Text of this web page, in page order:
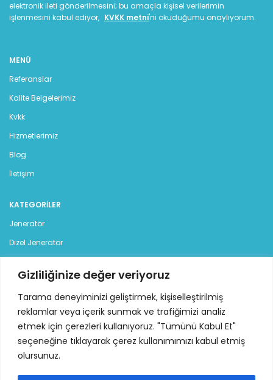
Gizliliğinize değer veriyoruz
Tarama deneyiminizi geliştirmek, kişiselleştirilmiş
reklamlar veya içerik sunmak ve trafiğimizi analiz
etmek için çerezleri kullanıyoruz. "Tümünü Kabul Et"
seçeneğine tıklayarak çerez kullanımımızı kabul etmiş
olursunuz.
elektronik ileti gönderilmesini; bu amaçla kişisel verilerimin
işlenmesini kabul ediyor, KVKK metni'ni okuduğumu onaylıyorum.
MENÜ
Referanslar
Kalite Belgelerimiz
Kvkk
Hizmetlerimiz
Blog
İletişim
KATEGORILER
Jeneratör
Dizel Jeneratör
Kiralık Jeneratör
İLETİŞİM
İstanbul Deri Organize Sanayi Bölgesi, Sama Cad. (12 Yol),
No:7 34957 Tuzla - İstanbul
Tel: +90 216 313 42 77 - 78 pbx
Mail:info@ideajenerator.com